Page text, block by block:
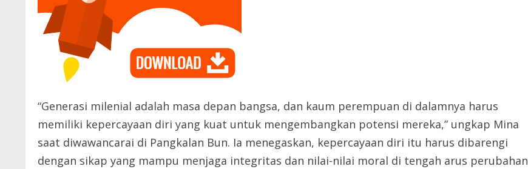
“Generasi milenial adalah masa depan bangsa, dan kaum perempuan di dalamnya harus
memiliki kepercayaan diri yang kuat untuk mengembangkan potensi mereka,” ungkap Mina
saat diwawancarai di Pangkalan Bun. Ia menegaskan, kepercayaan diri itu harus dibarengi
dengan sikap yang mampu menjaga integritas dan nilai-nilai moral di tengah arus perubahan